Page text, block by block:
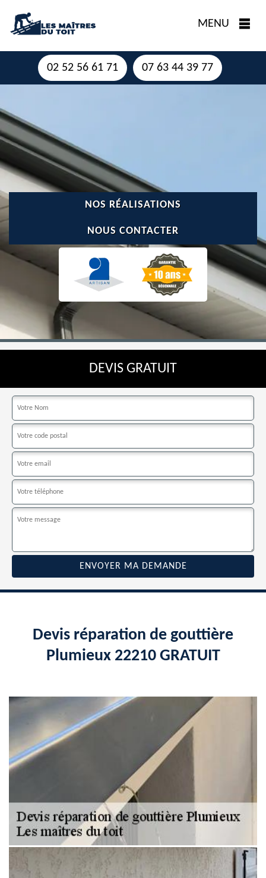
MENU
02 52 56 61 71 07 63 44 39 77
NOS RÉALISATIONS
NOUS CONTACTER
DEVIS GRATUIT
Devis réparation de gouttière
Plumieux 22210 GRATUIT